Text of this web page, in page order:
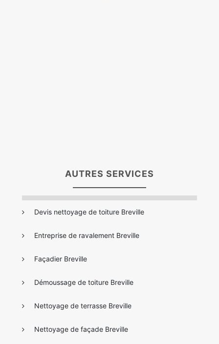
AUTRES SERVICES
Devis nettoyage de toiture Breville
Entreprise de ravalement Breville
Façadier Breville
Démoussage de toiture Breville
Nettoyage de terrasse Breville
Nettoyage de façade Breville